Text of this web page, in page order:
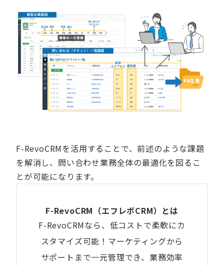
F-RevoCRMを活用することで、前述のような課題
を解消し、問い合わせ業務全体の最適化を図るこ
とが可能になります。
F-RevoCRM（エフレボCRM）とは
F-RevoCRMなら、低コストで柔軟にカ
スタマイズ可能！マーケティングから
サポートまで一元管理でき、業務効率